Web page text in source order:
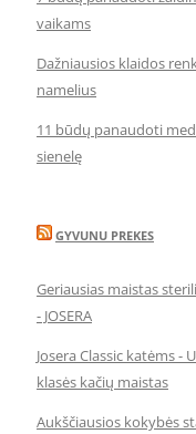
vaikams
Dažniausios klaidos
namelius
11 būdų panaudoti
sienelę
GYVUNU PREKES
Geriausias maistas
- JOSERA
Josera Classic katėms -
klasės kačių maistas
Aukščiausios kokybės